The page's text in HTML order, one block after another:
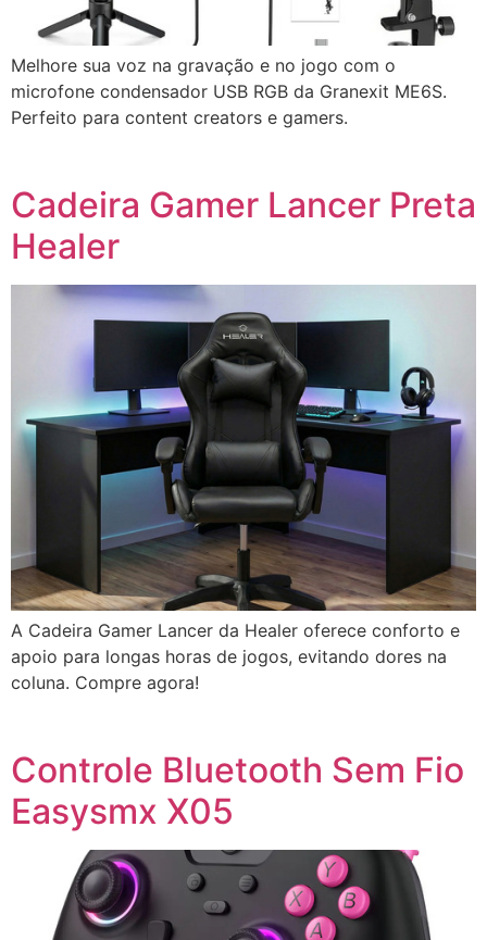
Melhore sua voz na gravação e no jogo com o
microfone condensador USB RGB da Granexit ME6S.
Perfeito para content creators e gamers.
Cadeira Gamer Lancer Preta
Healer
A Cadeira Gamer Lancer da Healer oferece conforto e
apoio para longas horas de jogos, evitando dores na
coluna. Compre agora!
Controle Bluetooth Sem Fio
Easysmx X05